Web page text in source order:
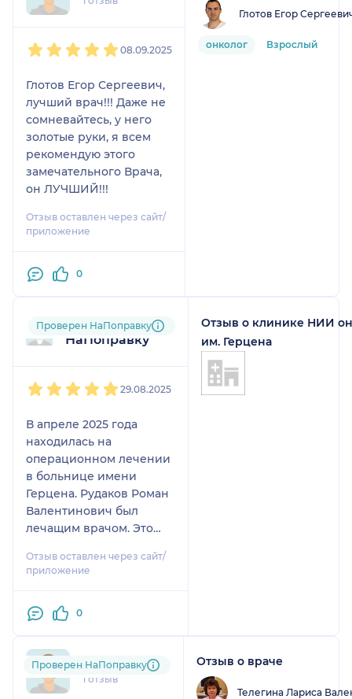
08.09.2025
Глотов Егор Сергеевич,
лучший врач!!! Даже не
сомневайтесь, у него
золотые руки, я всем
рекомендую этого
замечательного Врача,
он ЛУЧШИЙ!!!
Отзыв оставлен через сайт/
приложение
0
Глотов Егор
онколог Взрослый
Пользователь
НаПоправку
Проверен НаПоправку
29.08.2025
В апреле 2025 года
находилась на
операционном лечении
в больнице имени
Герцена. Рудаков Роман
Валентинович был
лечащим врачом. Это
торакальная операция
за последние 5 лет.
предупредил, что
сложная. Полностью
доверилась
специалистам и 15
Отзыв оставлен через сайт/
приложение
0
Отзыв о клинике НИИ
им. Герцена
+7xxxxxxxx70
1 отзыв
Проверен НаПоправку Отзыв о враче
Телегина Лариса